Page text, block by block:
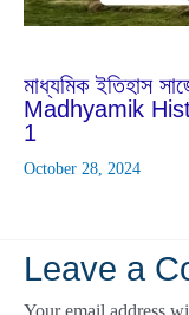
মাধ্যমিক ইতিহাস
Madhyamik
1
October 28, 2024
Leave a